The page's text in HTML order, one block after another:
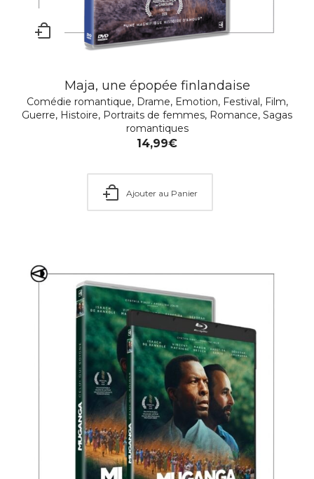
Maja, une épopée finlandaise
Comédie romantique, Drame, Emotion, Festival, Film,
Guerre, Histoire, Portraits de femmes, Romance, Sagas
romantiques
14,99€
Ajouter au Panier